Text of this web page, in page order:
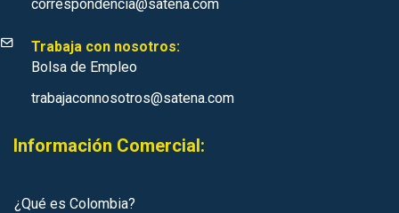
correspondencia@satena.com
Trabaja con nosotros:
Bolsa de Empleo
trabajaconnosotros@satena.com
Información Comercial:
¿Qué es Colombia?